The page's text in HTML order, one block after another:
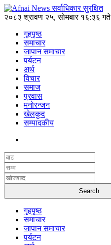
२०८३ श्रावण २५, सोमबार १६:३६ गते
गृहपृष्ठ
समाचार
जापान समाचार
पर्यटन
अर्थ
विचार
समाज
प्रवास
मनोरन्जन
खेलकुद
सम्पादकीय
गृहपृष्ठ
समाचार
जापान समाचार
पर्यटन